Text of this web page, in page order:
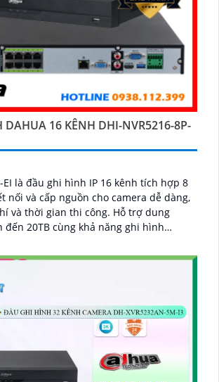
16 KÊNH DHI-NVR5216-8P-
EI là đầu ghi hình IP 16 kênh tích hợp 8
nối và cấp nguồn cho camera dễ dàng,
gian thi công. Hỗ trợ dung
20TB cùng khả năng ghi hình
và khả năng lưu trữ vượt trội hiệu suất
linh hoạt và mức giá cạnh tranh